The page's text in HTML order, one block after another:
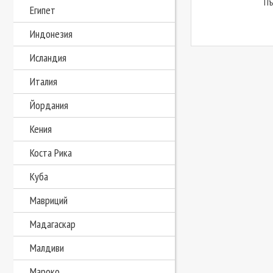
Египет
Индонезия
Исландия
Италия
Йордания
Кения
Коста Рика
Куба
Мавриций
Мадагаскар
Малдиви